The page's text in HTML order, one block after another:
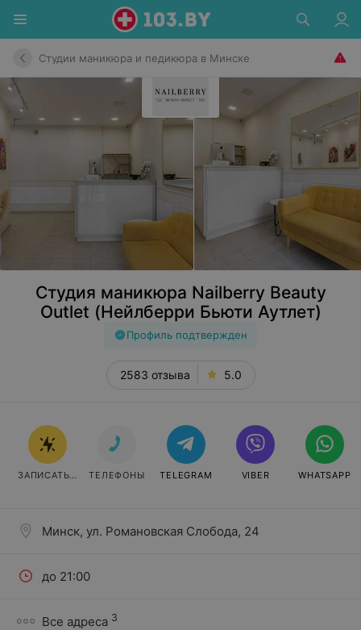
Студии маникюра и педикюра в Минске
Студия маникюра Nailberry Beauty
Outlet (Нейлберри Бьюти Аутлет)
Профиль подтвержден
2583 отзыва 5.0
Минск, ул. Романовская Слобода, 24
до 21:00
Все адреса 3
ЗАПИСАТЬСЯ ТЕЛЕФОНЫ TELEGRAM VIBER WHATSAPP